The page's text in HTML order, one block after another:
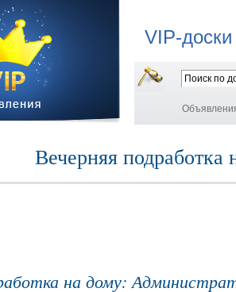
VIP-
Вечерняя подработка
на дому: